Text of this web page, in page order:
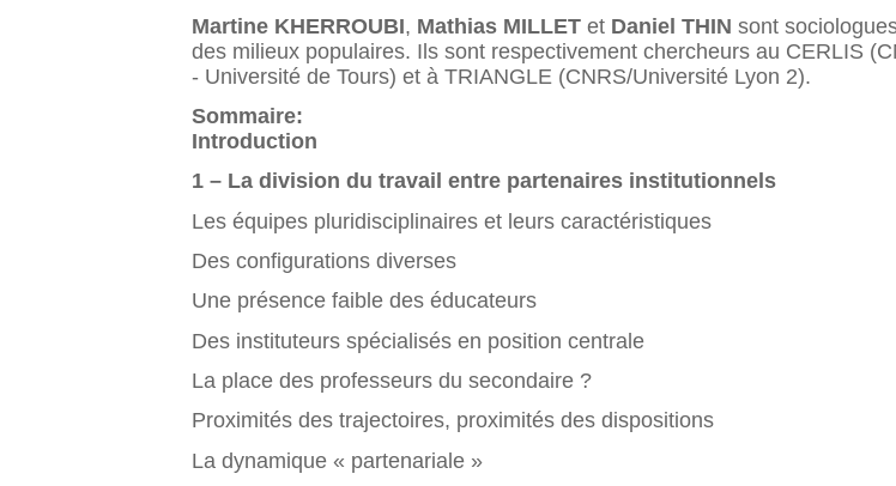
Martine KHERROUBI, Mathias MILLET et Daniel THIN sont
des milieux populaires. Ils sont respectivement chercheurs au CERLIS
- Université de Tours) et à TRIANGLE (CNRS/Université Lyon 2).
Sommaire:
Introduction
1 – La division du travail entre partenaires institutionnels
Les équipes pluridisciplinaires et leurs caractéristiques
Des configurations diverses
Une présence faible des éducateurs
Des instituteurs spécialisés en position centrale
La place des professeurs du secondaire ?
Proximités des trajectoires, proximités des dispositions
La dynamique « partenariale »